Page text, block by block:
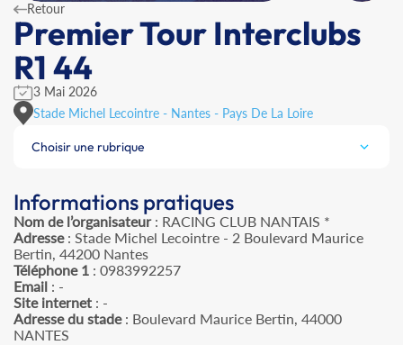
Retour
Premier Tour Interclubs
R1 44
3 Mai 2026
Stade Michel Lecointre - Nantes - Pays De La Loire
Choisir une rubrique
Informations pratiques
Nom de l’organisateur: RACING CLUB NANTAIS *
Adresse: Stade Michel Lecointre - 2 Boulevard Maurice
Bertin, 44200 Nantes
Téléphone 1 : 0983992257
Email : -
Site internet : -
Adresse du stade: Boulevard Maurice Bertin, 44000
NANTES